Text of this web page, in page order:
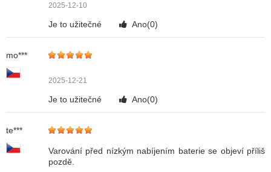
2025-12-10
Je to užitečné Ano(0)
mo***
2025-12-21
Je to užitečné Ano(0)
te***
Varování před nízkým nabíjením baterie se objeví příliš
pozdě.